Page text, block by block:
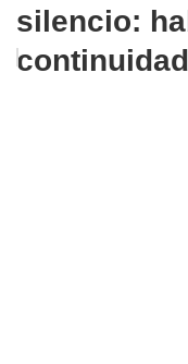
silencio: